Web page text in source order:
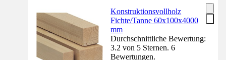
Konstruktionsvollholz
Fichte/Tanne 60x100x4000
mm
Durchschnittliche Bewertung:
3.2 von 5 Sternen. 6
Bewertungen.